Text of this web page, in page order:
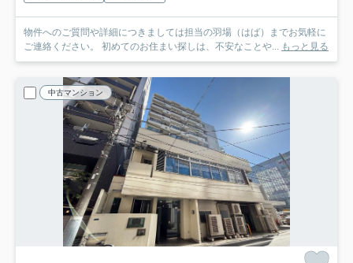
物件へのご質問や詳細につきましては担当の羽場（はば）までお気軽に
ご連絡ください。 初めてのお住まい探しは、不安なことや... もっと見る
中古マンション